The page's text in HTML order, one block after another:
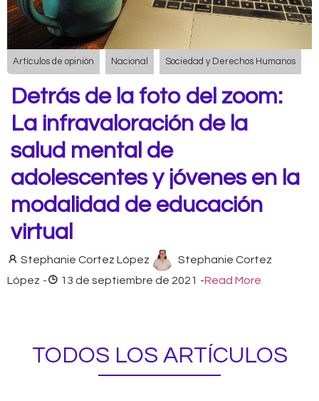
Artículos de opinión Nacional Sociedad y Derechos Humanos
Detrás de la foto del zoom:
La infravaloración de la
salud mental de
adolescentes y jóvenes en la
modalidad de educación
virtual
Stephanie Cortez López
Stephanie Cortez
López - 13 de septiembre de 2021 -Read More
TODOS LOS ARTÍCULOS